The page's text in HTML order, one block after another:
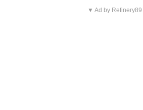
▼ Ad by Refinery89